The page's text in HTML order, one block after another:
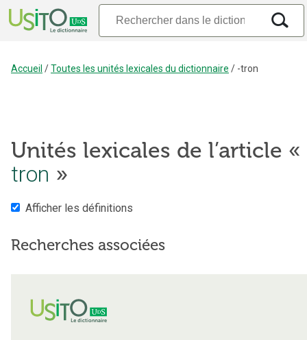
Accueil /Toutes les unités lexicales du dictionnaire / -tron
Unités lexicales de l’article «
tron »
Afficher les définitions
Recherches associées